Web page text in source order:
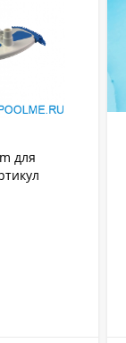
для